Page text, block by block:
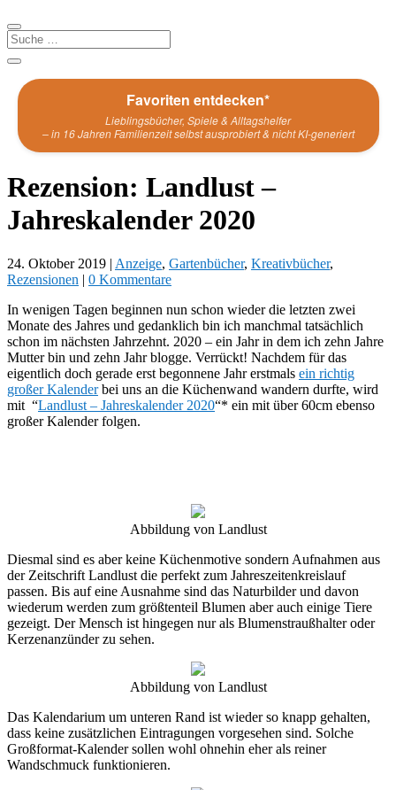
Favoriten entdecken*
Lieblingsbücher, Spiele & Alltagshelfer
– in 16 Jahren Familienzeit selbst ausprobiert & nicht KI-generiert
Rezension: Landlust –
Jahreskalender 2020
24. Oktober 2019 | Anzeige, Gartenbücher, Kreativbücher,
Rezensionen | 0 Kommentare
In wenigen Tagen beginnen nun schon wieder die letzten zwei
Monate des Jahres und gedanklich bin ich manchmal tatsächlich
schon im nächsten Jahrzehnt. 2020 – ein Jahr in dem ich zehn Jahre
Mutter bin und zehn Jahr blogge. Verrückt! Nachdem für das
eigentlich doch gerade erst begonnene Jahr erstmals ein richtig
großer Kalenderbei uns an die Küchenwand wandern durfte, wird
mit “Landlust – Jahreskalender 2020“* ein mit über 60cm ebenso
großer Kalender folgen.
Abbildung von Landlust
Diesmal sind es aber keine Küchenmotive sondern Aufnahmen aus
der Zeitschrift Landlust die perfekt zum Jahreszeitenkreislauf
passen. Bis auf eine Ausnahme sind das Naturbilder und davon
wiederum werden zum größtenteil Blumen aber auch einige Tiere
gezeigt. Der Mensch ist hingegen nur als Blumenstraußhalter oder
Kerzenanzünder zu sehen.
Abbildung von Landlust
Das Kalendarium um unteren Rand ist wieder so knapp gehalten,
dass keine zusätzlichen Eintragungen vorgesehen sind. Solche
Großformat-Kalender sollen wohl ohnehin eher als reiner
Wandschmuck funktionieren.